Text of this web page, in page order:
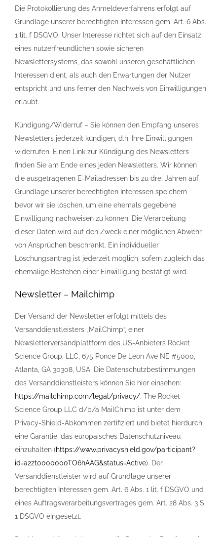
Die Protokollierung des Anmeldeverfahrens erfolgt auf
Grundlage unserer berechtigten Interessen gem. Art. 6 Abs.
1 lit. f DSGVO. Unser Interesse richtet sich auf den Einsatz
eines nutzerfreundlichen sowie sicheren
Newslettersystems, das sowohl unseren geschäftlichen
Interessen dient, als auch den Erwartungen der Nutzer
entspricht und uns ferner den Nachweis von Einwilligungen
erlaubt.
Kündigung/Widerruf – Sie können den Empfang unseres
Newsletters jederzeit kündigen, d.h. Ihre Einwilligungen
widerrufen. Einen Link zur Kündigung des Newsletters
finden Sie am Ende eines jeden Newsletters. Wir können
die ausgetragenen E-Mailadressen bis zu drei Jahren auf
Grundlage unserer berechtigten Interessen speichern
bevor wir sie löschen, um eine ehemals gegebene
Einwilligung nachweisen zu können. Die Verarbeitung
dieser Daten wird auf den Zweck einer möglichen Abwehr
von Ansprüchen beschränkt. Ein individueller
Löschungsantrag ist jederzeit möglich, sofern zugleich das
ehemalige Bestehen einer Einwilligung bestätigt wird.
Newsletter – Mailchimp
Der Versand der Newsletter erfolgt mittels des
Versanddienstleisters „MailChimp“, einer
Newsletterversandplattform des US-Anbieters Rocket
Science Group, LLC, 675 Ponce De Leon Ave NE #5000,
Atlanta, GA 30308, USA. Die Datenschutzbestimmungen
des Versanddienstleisters können Sie hier einsehen:
https://mailchimp.com/legal/privacy/. The Rocket
Science Group LLC d/b/a MailChimp ist unter dem
Privacy-Shield-Abkommen zertifiziert und bietet hierdurch
eine Garantie, das europäisches Datenschutzniveau
einzuhalten (https://www.privacyshield.gov/participant?
id=a2zt0000000TO6hAAG&status=Active). Der
Versanddienstleister wird auf Grundlage unserer
berechtigten Interessen gem. Art. 6 Abs. 1 lit. f DSGVO und
eines Auftragsverarbeitungsvertrages gem. Art. 28 Abs. 3 S.
1 DSGVO eingesetzt.